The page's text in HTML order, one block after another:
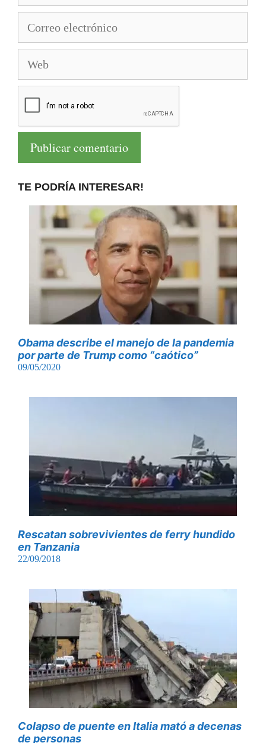
electrónico
TE PODRÍA INTERESAR!
Obama describe el manejo de la pandemia
por parte de Trump como “caótico”
09/05/2020
Rescatan sobrevivientes de ferry hundido
en Tanzania
22/09/2018
Colapso de puente en Italia mató a decenas
de personas